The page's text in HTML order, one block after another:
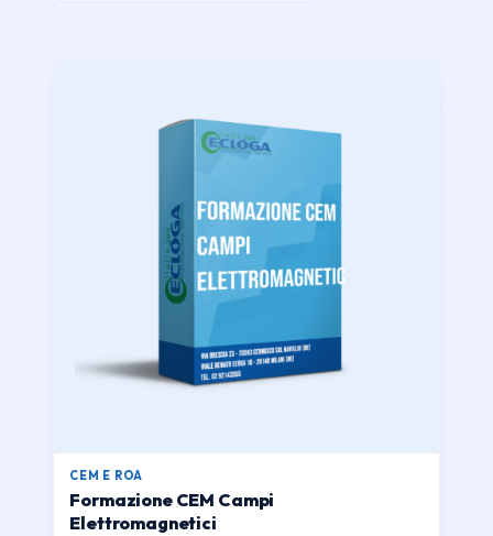
CEM E ROA
Formazione CEM Campi
Elettromagnetici